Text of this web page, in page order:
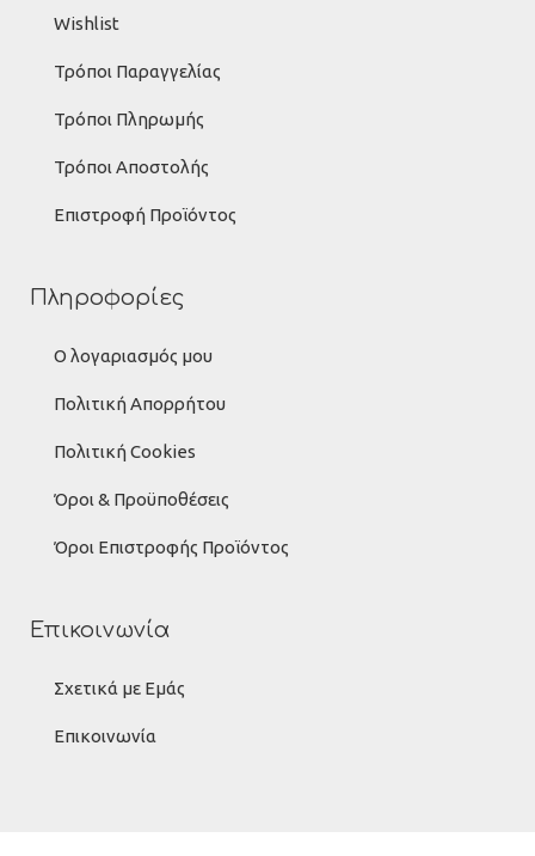
Wishlist
Τρόποι Παραγγελίας
Τρόποι Πληρωμής
Τρόποι Αποστολής
Επιστροφή Προϊόντος
Πληροφορίες
Ο λογαριασμός μου
Πολιτική Απορρήτου
Πολιτική Cookies
Όροι & Προϋποθέσεις
Όροι Επιστροφής Προϊόντος
Επικοινωνία
Σχετικά με Εμάς
Επικοινωνία